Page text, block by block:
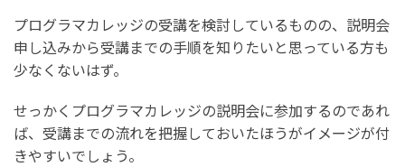
プログラマカレッジの受講を検討しているものの、説明会
申し込みから受講までの手順を知りたいと思っている方も
少なくないはず。
せっかくプログラマカレッジの説明会に参加するのであれ
ば、受講までの流れを把握しておいたほうがイメージが付
きやすいでしょう。